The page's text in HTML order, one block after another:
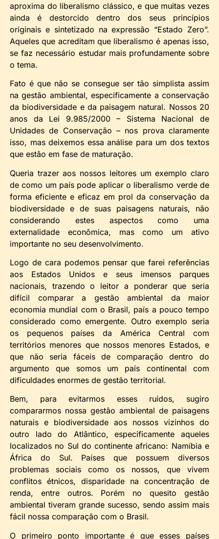
aproxima do liberalismo clássico, e que muitas vezes
ainda é destorcido dentro dos seus princípios
originais e sintetizado na expressão “Estado Zero”.
Aqueles que acreditam que liberalismo é apenas isso,
se faz necessário estudar mais profundamente sobre
o tema.
Fato é que não se consegue ser tão simplista assim
na gestão ambiental, especificamente a conservação
da biodiversidade e da paisagem natural. Nossos 20
anos da Lei 9.985/2000 – Sistema Nacional de
Unidades de Conservação – nos prova claramente
isso, mas deixemos essa análise para um dos textos
que estão em fase de maturação.
Queria trazer aos nossos leitores um exemplo claro
de como um país pode aplicar o liberalismo verde de
forma eficiente e eficaz em prol da conservação da
biodiversidade e de suas paisagens naturais, não
considerando estes aspectos como uma
externalidade econômica, mas como um ativo
importante no seu desenvolvimento.
Logo de cara podemos pensar que farei referências
aos Estados Unidos e seus imensos parques
nacionais, trazendo o leitor a ponderar que seria
difícil comparar a gestão ambiental da maior
economia mundial com o Brasil, país a pouco tempo
considerado como emergente. Outro exemplo seria
os pequenos países da América Central com
territórios menores que nossos menores Estados, e
que não seria fáceis de comparação dentro do
argumento que somos um país continental com
dificuldades enormes de gestão territorial.
Bem, para evitarmos esses ruídos, sugiro
compararmos nossa gestão ambiental de paisagens
naturais e biodiversidade aos nossos vizinhos do
outro lado do Atlântico, especificamente aqueles
localizados no Sul do continente africano: Namíbia e
África do Sul. Países que possuem diversos
problemas sociais como os nossos, que vivem
conflitos étnicos, disparidade na concentração de
renda, entre outros. Porém no quesito gestão
ambiental tiveram grande sucesso, sendo assim mais
fácil nossa comparação com o Brasil.
O primeiro ponto importante é que esses países